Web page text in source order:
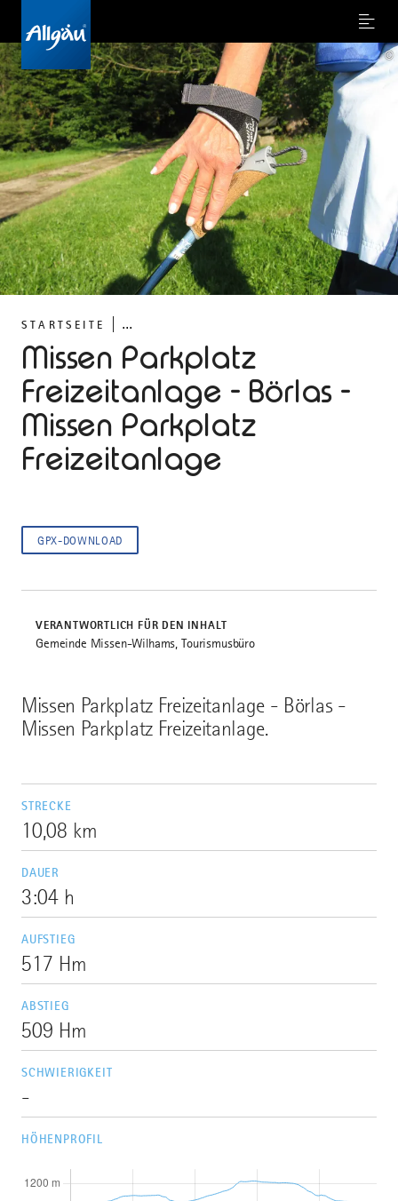
Menu
STARTSEITE ...
Missen Parkplatz
Freizeitanlage - Börlas -
Missen Parkplatz
Freizeitanlage
©
Missen Parkplatz Freizeitanlage - Börlas -
Missen Parkplatz Freizeitanlage.
STRECKE
10,08 km
DAUER
3:04 h
AUFSTIEG
517 Hm
ABSTIEG
509 Hm
SCHWIERIGKEIT
-
HÖHENPROFIL
GPX-DOWNLOAD
VERANTWORTLICH FÜR DEN INHALT
Gemeinde Missen-Wilhams, Tourismusbüro